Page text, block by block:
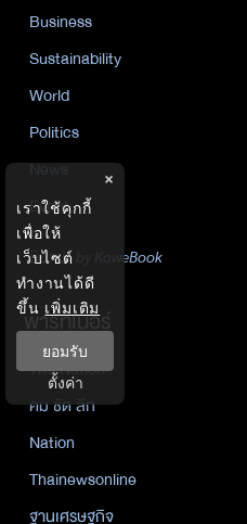
Business
Sustainability
World
Politics
News
Event
นิยาย
by KaweBook
พาร์ทเนอร์
The Nation
คม ชัด ลึก
Nation
Thainewsonline
ฐานเศรษฐกิจ
×
เราใช้คุกกี้
เพื่อให้
เว็บไซต์
ทำงานได้ดี
ขึ้น เพิ่มเติม
ยอมรับ
ตั้งค่า